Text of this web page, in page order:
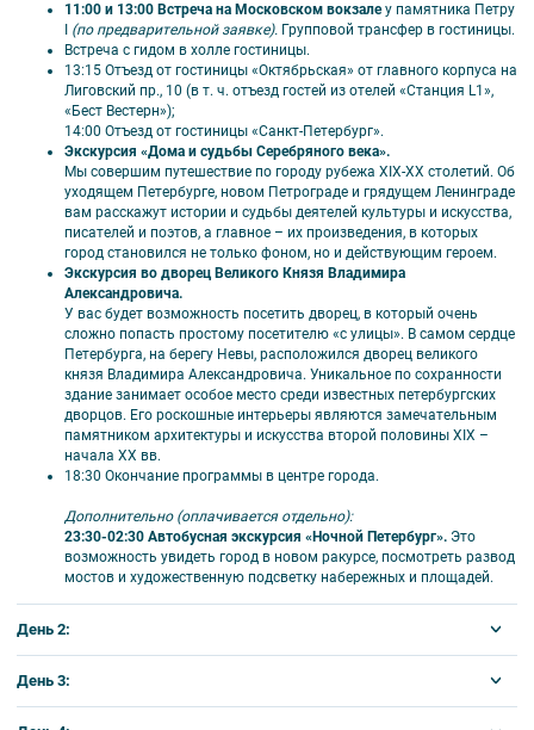
11:00 и 13:00 Встреча на Московском вокзалеу памятника Петру
(по предварительной заявке). Групповой трансфер в гостиницы.
Встреча с гидом в холле гостиницы.
13:15 Отъезд от гостиницы «Октябрьская» от главного корпуса на
Лиговский пр., 10 (в т. ч. отъезд гостей из отелей «Станция L1»,
«Бест Вестерн»);
14:00 Отъезд от гостиницы «Санкт-Петербург».
Экскурсия «Дома и судьбы Серебряного века».
Мы совершим путешествие по городу рубежа XIX-XX столетий. Об
уходящем Петербурге, новом Петрограде и грядущем Ленинграде
вам расскажут истории и судьбы деятелей культуры и искусства,
писателей и поэтов, а главное – их произведения, в которых
город становился не только фоном, но и действующим героем.
Экскурсия во дворец Великого Князя Владимира
Александровича.
У вас будет возможность посетить дворец, в который очень
сложно попасть простому посетителю «с улицы». В самом сердце
Петербурга, на берегу Невы, расположился дворец великого
князя Владимира Александровича. Уникальное по сохранности
здание занимает особое место среди известных петербургских
дворцов. Его роскошные интерьеры являются замечательным
памятником архитектуры и искусства второй половины XIX –
начала XX вв.
18:30 Окончание программы в центре города.
Дополнительно (оплачивается отдельно):
23:30-02:30 Автобусная экскурсия «Ночной Петербург». Это
возможность увидеть город в новом ракурсе, посмотреть развод
мостов и художественную подсветку набережных и площадей.
День 2:
Завтрак в гостинице. Встреча с гидом в холле гостиницы.
День 3: